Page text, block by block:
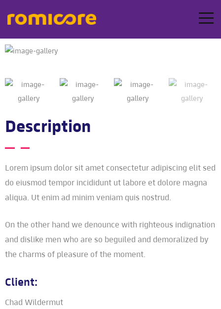
Description
Lorem ipsum dolor sit amet consectetur adipiscing elit sed
do eiusmod tempor incididunt ut labore et dolore magna
aliqua. Ut enim ad minim veniam quis nostrud.
On the other hand we denounce with righteous indignation
and dislike men who are so beguiled and demoralized by
the charms of pleasure of the moment.
Client:
Chad Wildermut